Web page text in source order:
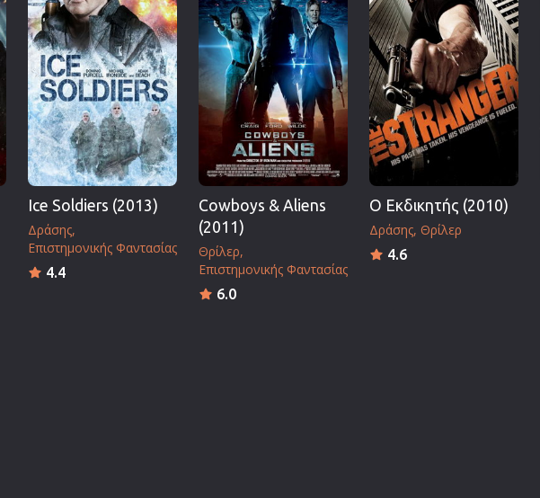
Ice Soldiers (2013)
Δράσης
Επιστημονικής Φαντασίας
4.4
Cowboys & Aliens
(2011)
Θρίλερ
Επιστημονικής Φαντασίας
6.0
Ο Εκδικητής (2010)
Δράσης Θρίλερ
4.6